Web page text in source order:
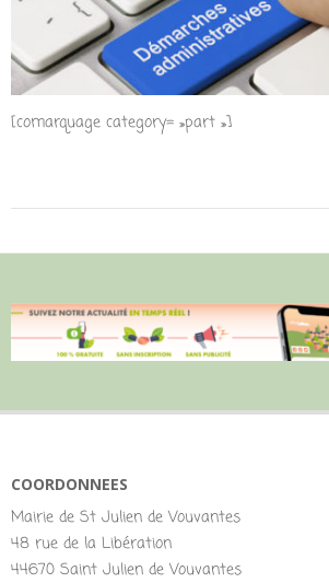
[comarquage category= »part »]
COORDONNEES
Mairie de St Julien de Vouvantes
48 rue de la Libération
44670 Saint Julien de Vouvantes